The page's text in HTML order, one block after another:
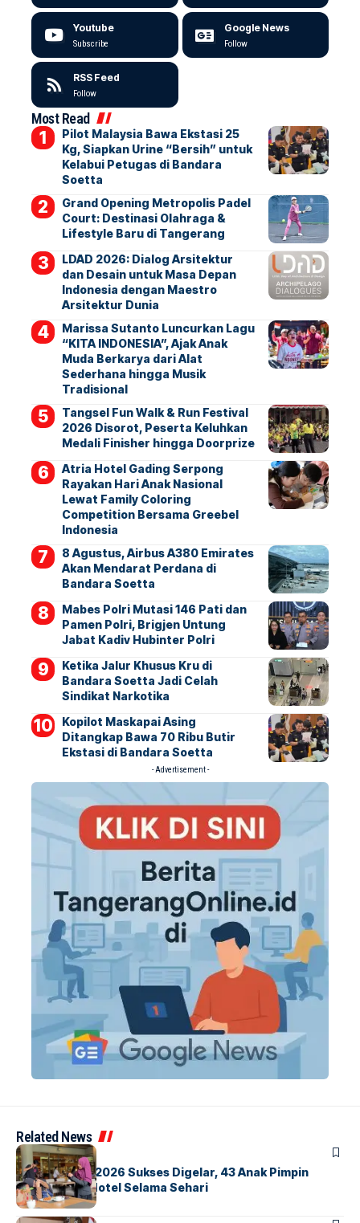
Youtube
Subscribe
Google News
Follow
RSS Feed
Follow
Most Read
Pilot Malaysia Bawa Ekstasi 25
Kg, Siapkan Urine “Bersih” untuk
Kelabui Petugas di Bandara
Soetta
Grand Opening Metropolis Padel
Court: Destinasi Olahraga &
Lifestyle Baru di Tangerang
LDAD 2026: Dialog Arsitektur
dan Desain untuk Masa Depan
Indonesia dengan Maestro
Arsitektur Dunia
Marissa Sutanto Luncurkan Lagu
“KITA INDONESIA”, Ajak Anak
Muda Berkarya dari Alat
Sederhana hingga Musik
Tradisional
Tangsel Fun Walk & Run Festival
2026 Disorot, Peserta Keluhkan
Medali Finisher hingga Doorprize
Atria Hotel Gading Serpong
Rayakan Hari Anak Nasional
Lewat Family Coloring
Competition Bersama Greebel
Indonesia
8 Agustus, Airbus A380 Emirates
Akan Mendarat Perdana di
Bandara Soetta
Mabes Polri Mutasi 146 Pati dan
Pamen Polri, Brigjen Untung
Jabat Kadiv Hubinter Polri
Ketika Jalur Khusus Kru di
Bandara Soetta Jadi Celah
Sindikat Narkotika
Kopilot Maskapai Asing
Ditangkap Bawa 70 Ribu Butir
Ekstasi di Bandara Soetta
- Advertisement -
Related News
BERITAINDEX
GM For A Day 2026 Sukses Digelar, 43 Anak Pimpin
Operasional Hotel Selama Sehari